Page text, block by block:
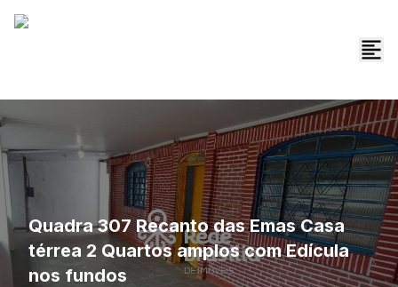
Quadra 307 Recanto das Emas Casa
térrea 2 Quartos amplos com Edícula
nos fundos